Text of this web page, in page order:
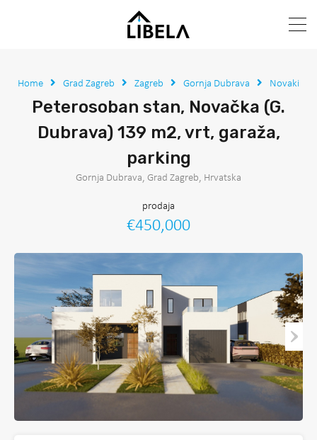
Home Grad Zagreb Zagreb Gornja Dubrava Novaki
Peterosoban stan, Novačka (G.
Dubrava) 139 m2, vrt, garaža,
parking
Gornja Dubrava, Grad Zagreb, Hrvatska
prodaja
€450,000